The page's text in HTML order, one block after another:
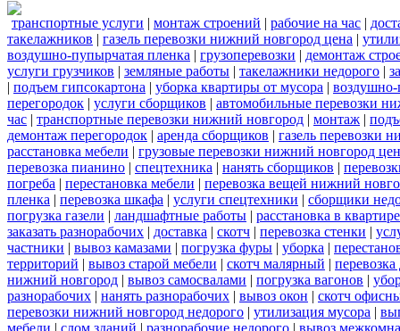
транспортные услуги | монтаж строений | рабочие на час |
такелажников | газель перевозки нижний новгород цена |
воздушно-пупырчатая пленка | грузоперевозки | демонтаж
услуги грузчиков | земляные работы | такелажники недорого |
| подъем гипсокартона | уборка квартиры от мусора | воздушно-
перегородок | услуги сборщиков | автомобильные перевозки
час | транспортные перевозки нижний новгород | монтаж |
демонтаж перегородок | аренда сборщиков | газель перевозки
расстановка мебели | грузовые перевозки нижний новгород
перевозка пианино | спецтехника | нанять сборщиков |
погреба | перестановка мебели | перевозка вещей нижний
пленка | перевозка шкафа | услуги спецтехники | сборщики
погрузка газели | ландшафтные работы | расстановка в квартире
заказать разнорабочих | доставка | скотч | перевозка стенки |
частники | вывоз камазами | погрузка фуры | уборка |
территорий | вывоз старой мебели | скотч малярный |
нижний новгород | вывоз самосвалами | погрузка вагонов |
разнорабочих | нанять разнорабочих | вывоз окон | скотч
перевозки нижний новгород недорого | утилизация мусора |